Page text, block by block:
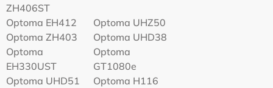
ZH406ST
Optoma EH412
Optoma UHZ50
Optoma ZH403
Optoma UHD38
Optoma
EH330UST
Optoma
GT1080e
Optoma UHD51
Optoma H116